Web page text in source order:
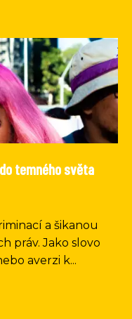
temného světa
a šikanou
práv. Jako slovo
averzi k...